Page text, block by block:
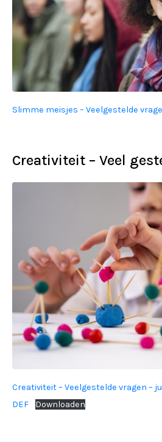
Slimme meisjes – Veelgestelde
Creativiteit – Veel
Creativiteit – Veelgestelde vragen –
DEF
Downloaden